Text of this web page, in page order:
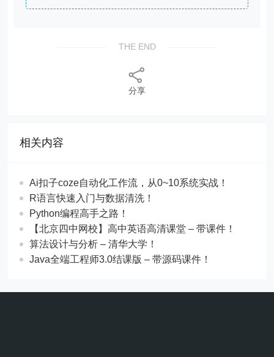
THE END
分享
相关内容
Ai扣子coze自动化工作流，从0~10系统实战！
R语言快速入门与数据清洗！
Python编程高手之路！
【北京四中网校】高中英语高清课堂 – 带课件！
算法设计与分析 – 清华大学！
Java全端工程师3.0结课版 – 带源码课件！